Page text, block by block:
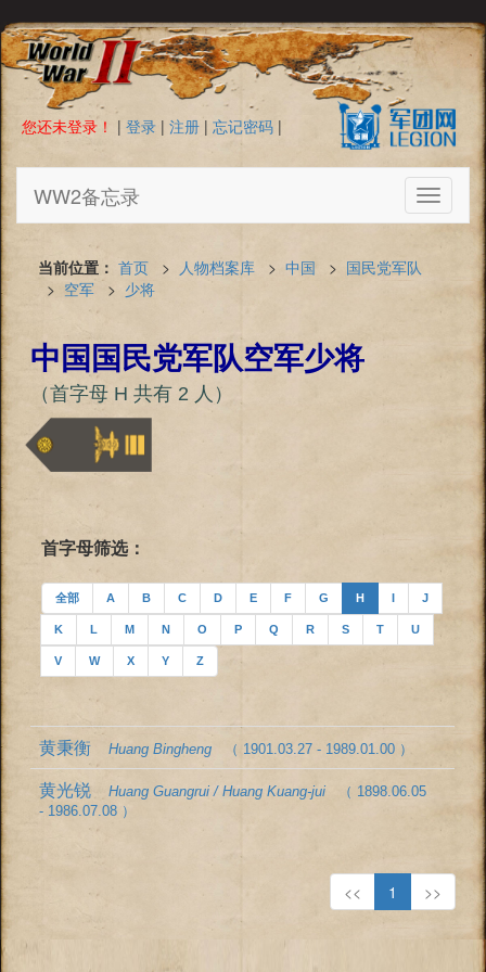
您还未登录！ | 登录 | 注册 | 忘记密码 |
Toggle
WW2备忘录
当前位置： 首页 > 人物档案库 > 中国 > 国民党军队
> 空军 > 少将
中国国民党军队空军少将
（首字母 H 共有 2 人）
首字母筛选：
全部 A B C D E F G H I J
K L M N O P Q R S T U
V W X Y Z
黄秉衡Huang Bingheng （ 1901.03.27 - 1989.01.00 ）
黄光锐Huang Guangrui / Huang Kuang-jui
（ 1898.06.05
- 1986.07.08 ）
<< 1 >>